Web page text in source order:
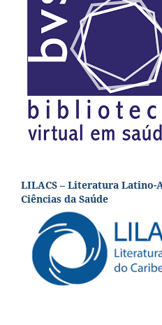
LILACS – Literatura Latino-
Ciências da Saúde